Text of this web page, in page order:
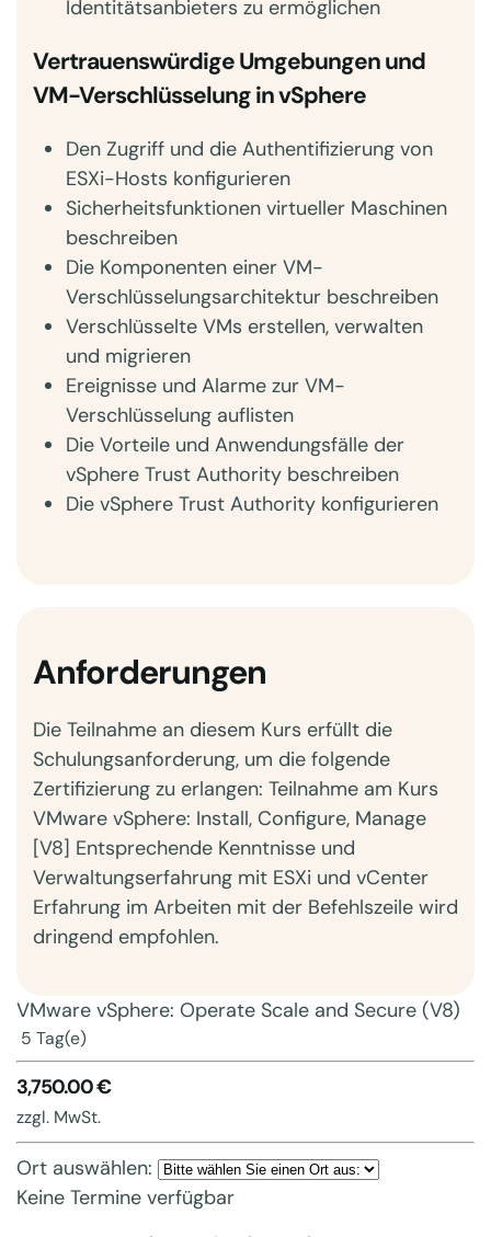
Identitätsanbieters zu ermöglichen
Vertrauenswürdige Umgebungen und
VM-Verschlüsselung in vSphere
Den Zugriff und die Authentifizierung von
ESXi-Hosts konfigurieren
Sicherheitsfunktionen virtueller Maschinen
beschreiben
Die Komponenten einer VM-
Verschlüsselungsarchitektur beschreiben
Verschlüsselte VMs erstellen, verwalten
und migrieren
Ereignisse und Alarme zur VM-
Verschlüsselung auflisten
Die Vorteile und Anwendungsfälle der
vSphere Trust Authority beschreiben
Die vSphere Trust Authority konfigurieren
Anforderungen
Die Teilnahme an diesem Kurs erfüllt die
Schulungsanforderung, um die folgende
Zertifizierung zu erlangen: Teilnahme am Kurs
VMware vSphere: Install, Configure, Manage
[V8] Entsprechende Kenntnisse und
Verwaltungserfahrung mit ESXi und vCenter
Erfahrung im Arbeiten mit der Befehlszeile wird
dringend empfohlen.
VMware vSphere: Operate Scale and Secure (V8)
5 Tag(e)
3,750.00 €
zzgl. MwSt.
Ort auswählen:
Keine Termine verfügbar